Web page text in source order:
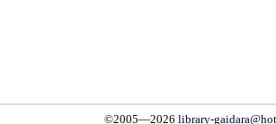
©2005—2026 library-